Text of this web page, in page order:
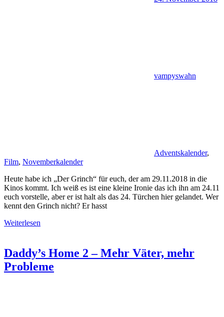
vampyswahn
Adventskalender,
Film, Novemberkalender
Heute habe ich „Der Grinch“ für euch, der am 29.11.2018 in die
Kinos kommt. Ich weiß es ist eine kleine Ironie das ich ihn am 24.11
euch vorstelle, aber er ist halt als das 24. Türchen hier gelandet. Wer
kennt den Grinch nicht? Er hasst
Weiterlesen
Daddy’s Home 2 – Mehr Väter, mehr
Probleme